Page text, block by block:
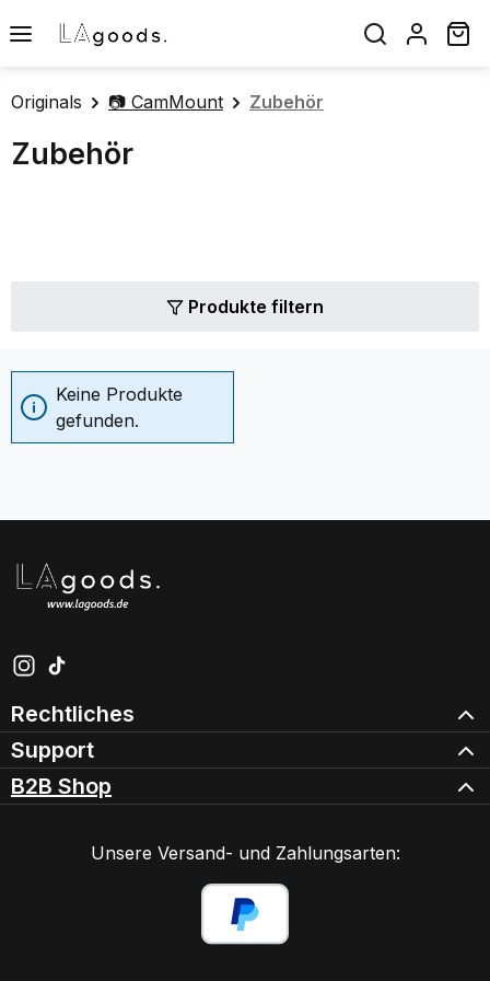
Zum Hauptinhalt springen
Originals 📷 CamMount Zubehör
Zubehör
Produkte filtern
Keine Produkte
gefunden.
Schau auf Instagram vorbei – öffnet in neuem Tab
Sieh dir unsere TikTok-Videos an – öffnet in neuem
Rechtliches
Support
B2B Shop
Unsere Versand- und Zahlungsarten: